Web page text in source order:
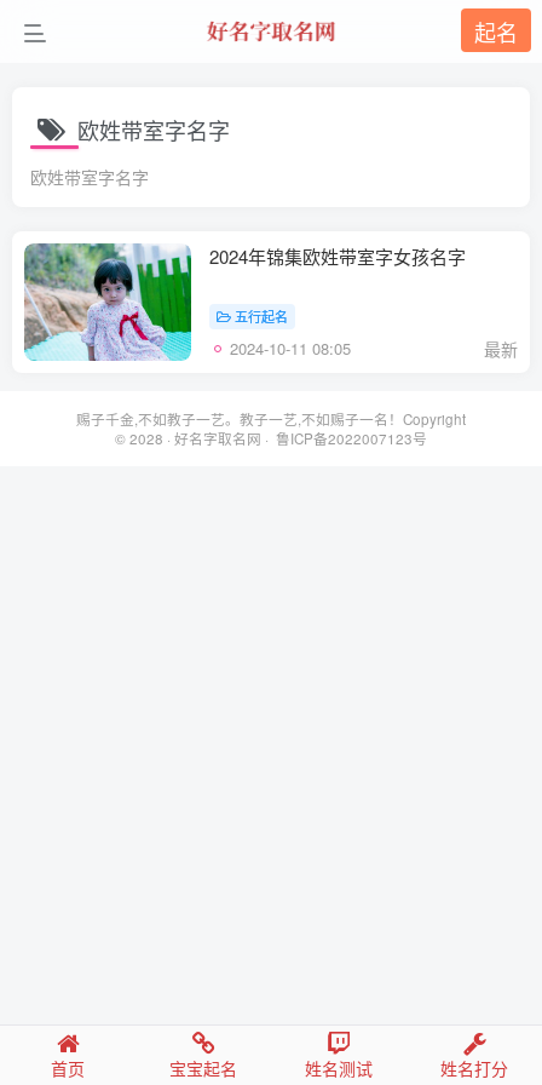
起名
欧姓带室字名字
欧姓带室字名字
2024年锦集欧姓带室字女孩名字
五行起名
2024-10-11 08:05 最新
赐子千金,不如教子一艺。教子一艺,不如赐子一名！Copyright
© 2028 · 好名字取名网 · 鲁ICP备2022007123号
首页 宝宝起名 姓名测试 姓名打分